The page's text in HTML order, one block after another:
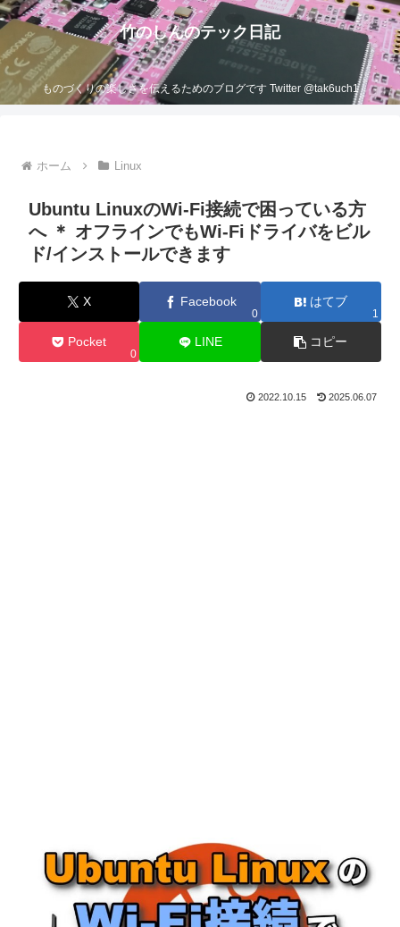
竹のしんのテック日記
ものづくりの楽しさを伝えるためのブログです Twitter @tak6uch1
ホーム Linux
Ubuntu LinuxのWi-Fi接続で困っている方
へ ＊ オフラインでもWi-Fiドライバをビル
ド/インストールできます
X Facebook
0
はてブ
1
Pocket
0
LINE コピー
2022.10.15 2025.06.07